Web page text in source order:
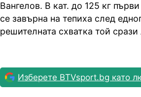
Вангелов. В кат. до 125 кг
се завърна на тепиха след
решителната схватка той
Изберете BTVsport.bg като